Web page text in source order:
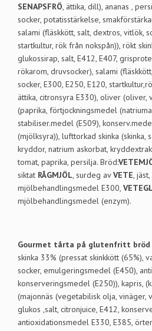
SENAPSFRÖ, ättika, dill), ananas ,
socker, potatisstärkelse,
salami (fläskkött, salt, dextros, vitlök,
startkultur, rök från nokspån)), rökt
glukossirap, salt, E412, E407,
rökarom, druvsocker), salami
socker, E300, E250, E120,
ättika, citronsyra E330), oliver (oliver,
(paprika, förtjockningsmedel
stabiliser.medel (E509),
(mjölksyra)), lufttorkad skinka (skinka,
kryddor, natrium askorbat,
tomat, paprika, persilja. Bröd:
siktat RÅGMJÖL, surdeg avVETE,
mjölbehandlingsmedel E300,
mjölbehandlingsmedel (enzym).
Gourmet tårta på glutenfritt bröd
skinka 33% (pressat skinkkött (65%),
socker, emulgeringsmedel (E450),
konserveringsmedel (E250)), kapris,
(majonnäs (vegetabilisk olja, vinäger,
glukos ,salt, citronjuice, E412,
antioxidationsmedel E330, E385,